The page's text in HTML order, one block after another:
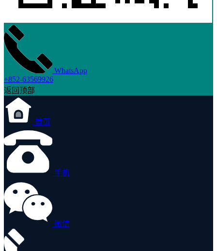
WhatsApp
+852-63569926
返回顶部
首页
手机
微信